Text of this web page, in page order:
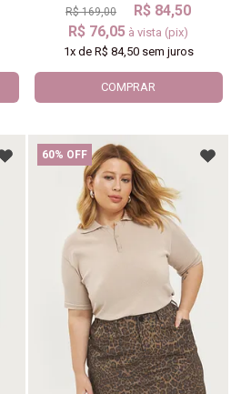
R$ 169,00
R$ 84,50
R$ 76,05 à vista (pix)
1xde R$ 84,50sem juros
COMPRAR
60% OFF